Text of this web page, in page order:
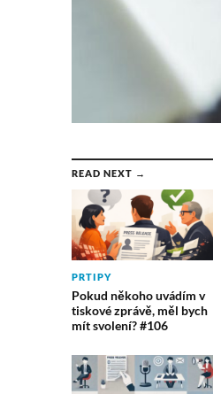
READ NEXT →
PRTIPY
Pokud někoho uvádím v
tiskové zprávě, měl bych
mít svolení? #106